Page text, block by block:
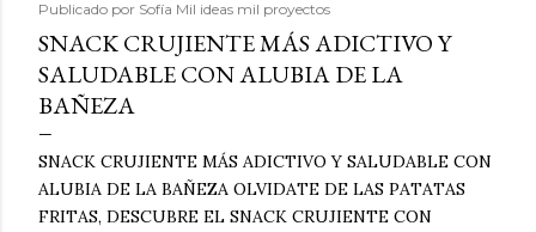
Publicado por Sofía Mil ideas mil proyectos
SNACK CRUJIENTE MÁS ADICTIVO Y
SALUDABLE CON ALUBIA DE LA
BAÑEZA
SNACK CRUJIENTE MÁS ADICTIVO Y SALUDABLE CON
ALUBIA DE LA BAÑEZA OLVIDATE DE LAS PATATAS
FRITAS, DESCUBRE EL SNACK CRUJIENTE CON